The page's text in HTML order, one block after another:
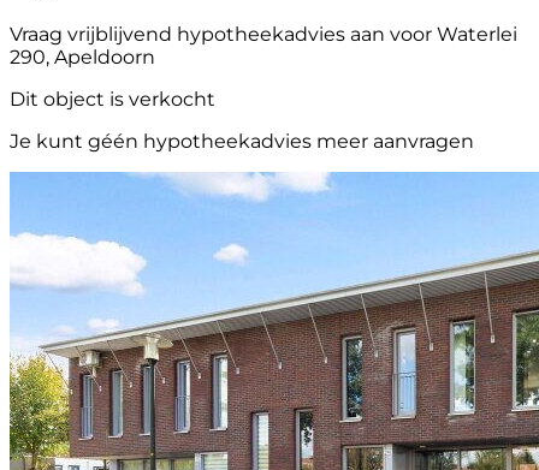
Vraag vrijblijvend hypotheekadvies aan voor Waterlei
290, Apeldoorn
Dit object is verkocht
Je kunt géén hypotheekadvies meer aanvragen